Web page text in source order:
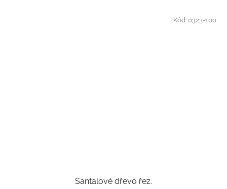
Santalové dřevo řez.
Kód:0323-100